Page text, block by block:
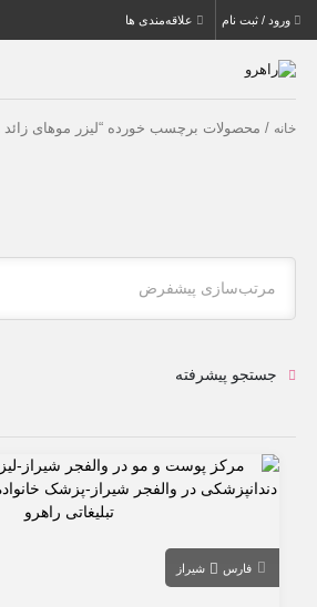
ورود / ثبت نام علاقه‌مندی ها
خانه / محصولات برچسب خورده “لیزر موهای زائد
مرتب‌سازی پیشفرض
جستجو پیشرفته
فارس شیراز